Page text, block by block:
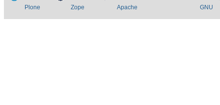
Plone Zope Apache GNU